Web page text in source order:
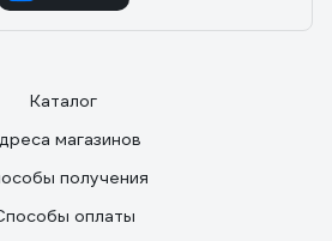
Каталог
магазинов
получения
оплаты